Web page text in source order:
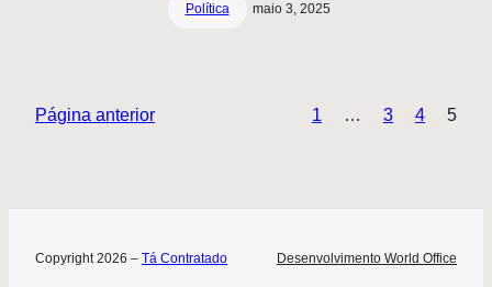
Política maio 3, 2025
Página anterior 1 … 3 4 5
Copyright 2026 – Tá Contratado Desenvolvimento World Office